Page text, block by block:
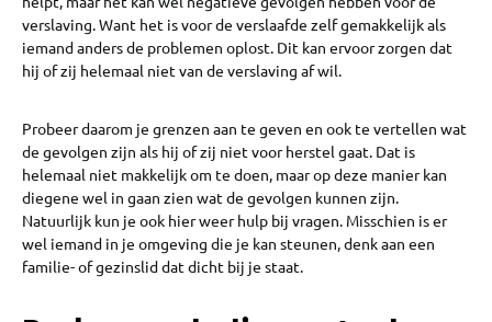
verslaving. Want het is voor de verslaafde zelf gemakkelijk als
iemand anders de problemen oplost. Dit kan ervoor zorgen dat
hij of zij helemaal niet van de verslaving af wil.
Probeer daarom je grenzen aan te geven en ook te vertellen wat
de gevolgen zijn als hij of zij niet voor herstel gaat. Dat is
helemaal niet makkelijk om te doen, maar op deze manier kan
diegene wel in gaan zien wat de gevolgen kunnen zijn.
Natuurlijk kun je ook hier weer hulp bij vragen. Misschien is er
wel iemand in je omgeving die je kan steunen, denk aan een
familie- of gezinslid dat dicht bij je staat.